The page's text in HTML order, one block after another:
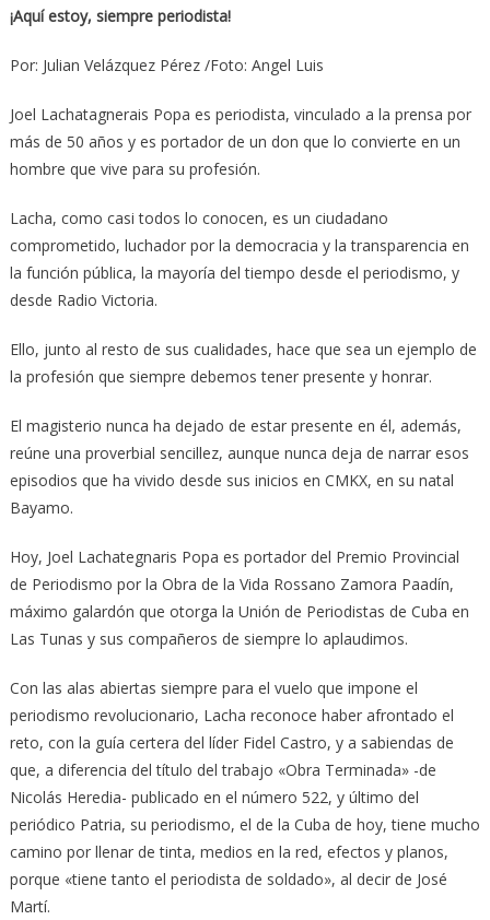
¡Aquí estoy, siempre periodista!
Por: Julian Velázquez Pérez /Foto: Angel Luis
Joel Lachatagnerais Popa es periodista, vinculado a la prensa por
más de 50 años y es portador de un don que lo convierte en un
hombre que vive para su profesión.
Lacha, como casi todos lo conocen, es un ciudadano
comprometido, luchador por la democracia y la transparencia en
la función pública, la mayoría del tiempo desde el periodismo, y
desde Radio Victoria.
Ello, junto al resto de sus cualidades, hace que sea un ejemplo de
la profesión que siempre debemos tener presente y honrar.
El magisterio nunca ha dejado de estar presente en él, además,
reúne una proverbial sencillez, aunque nunca deja de narrar esos
episodios que ha vivido desde sus inicios en CMKX, en su natal
Bayamo.
Hoy, Joel Lachategnaris Popa es portador del Premio Provincial
de Periodismo por la Obra de la Vida Rossano Zamora Paadín,
máximo galardón que otorga la Unión de Periodistas de Cuba en
Las Tunas y sus compañeros de siempre lo aplaudimos.
Con las alas abiertas siempre para el vuelo que impone el
periodismo revolucionario, Lacha reconoce haber afrontado el
reto, con la guía certera del líder Fidel Castro, y a sabiendas de
que, a diferencia del título del trabajo «Obra Terminada» -de
Nicolás Heredia- publicado en el número 522, y último del
periódico Patria, su periodismo, el de la Cuba de hoy, tiene mucho
camino por llenar de tinta, medios en la red, efectos y planos,
porque «tiene tanto el periodista de soldado», al decir de José
Martí.